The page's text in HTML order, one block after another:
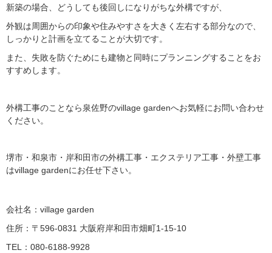
新築の場合、どうしても後回しになりがちな外構ですが、
外観は周囲からの印象や住みやすさを大きく左右する部分なので、
しっかりと計画を立てることが大切です。
また、失敗を防ぐためにも建物と同時にプランニングすることをお
すすめします。
外構工事のことなら泉佐野のvillage gardenへお気軽にお問い合わせ
ください。
堺市・和泉市・岸和田市の外構工事・エクステリア工事・外壁工事
はvillage gardenにお任せ下さい。
会社名：village garden
住所：〒596-0831 大阪府岸和田市畑町1-15-10
TEL：080-6188-9928